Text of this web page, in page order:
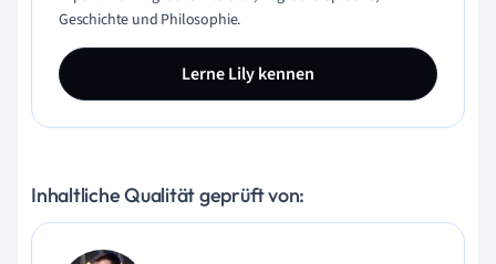
Geschichte und Philosophie.
Lerne Lily kennen
Inhaltliche Qualität geprüft von: